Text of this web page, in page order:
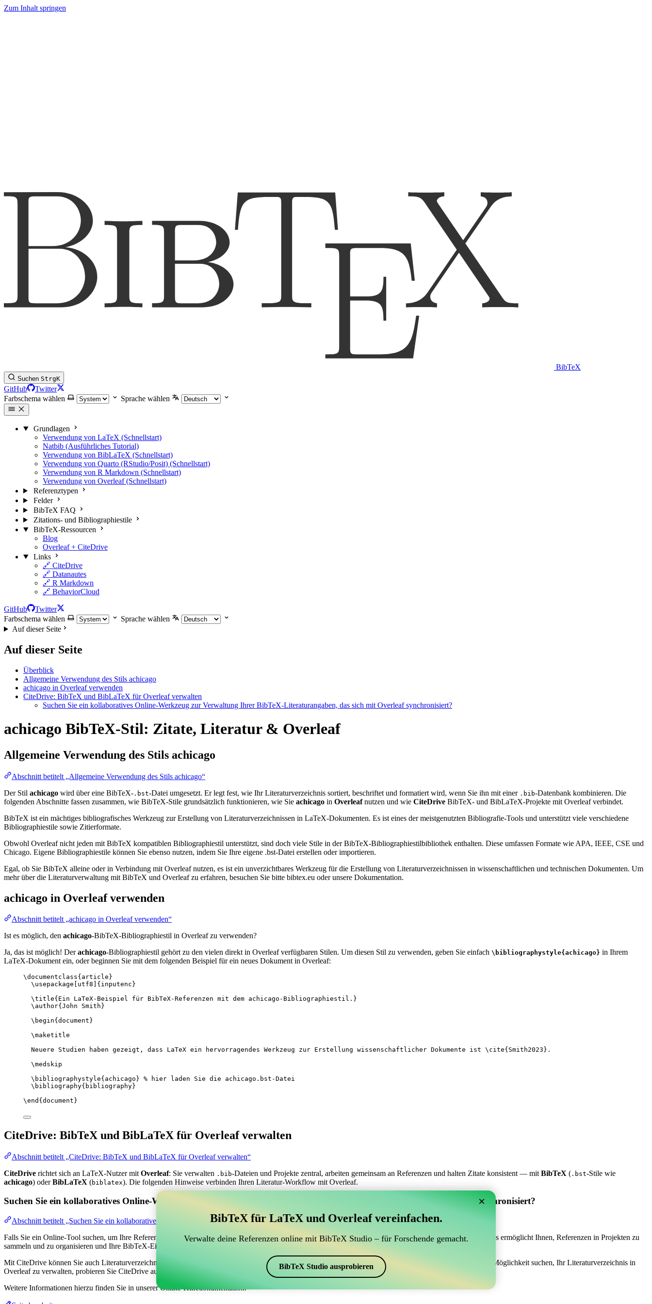
Zum Inhalt springen
BibTeX
Suchen StrgK
GitHub
Twitter
Farbschema wählen
Sprache wählen
Grundlagen
Verwendung von LaTeX (Schnellstart)
Natbib (Ausführliches Tutorial)
Verwendung von BibLaTeX (Schnellstart)
Verwendung von Quarto (RStudio/Posit) (Schnellstart)
Verwendung von R Markdown (Schnellstart)
Verwendung von Overleaf (Schnellstart)
Referenztypen
Felder
BibTeX FAQ
Zitations- und Bibliographiestile
BibTeX-Ressourcen
Blog
Overleaf + CiteDrive
Links
🔗 CiteDrive
🔗 Datanautes
🔗 R Markdown
🔗 BehaviorCloud
GitHub
Twitter
Farbschema wählen
Sprache wählen
Auf dieser Seite
Auf dieser Seite
Überblick
Allgemeine Verwendung des Stils achicago
achicago in Overleaf verwenden
CiteDrive: BibTeX und BibLaTeX für Overleaf verwalten
Suchen Sie ein kollaboratives Online-Werkzeug zur Verwaltung Ihrer BibTeX-Literaturangaben, das sich mit Overleaf synchronisiert?
achicago BibTeX-Stil: Zitate, Literatur & Overleaf
Allgemeine Verwendung des Stils achicago
Abschnitt betitelt „Allgemeine Verwendung des Stils achicago“
Der Stil achicago wird über eine BibTeX- .bst-Datei umgesetzt. Er legt fest, wie Ihr Literaturverzeichnis sortiert, beschriftet und formatiert wird, wenn Sie ihn mit einer .bib-Datenbank kombinieren. Die
folgenden Abschnitte fassen zusammen, wie BibTeX-Stile grundsätzlich funktionieren, wie Sie achicago in Overleafnutzen und wie CiteDrive BibTeX- und BibLaTeX-Projekte mit Overleaf verbindet.
BibTeX ist ein mächtiges bibliografisches Werkzeug zur Erstellung von Literaturverzeichnissen in LaTeX-Dokumenten. Es ist eines der meistgenutzten Bibliografie-Tools und unterstützt viele verschiedene
Bibliographiestile sowie Zitierformate.
Obwohl Overleaf nicht jeden mit BibTeX kompatiblen Bibliographiestil unterstützt, sind doch viele Stile in der BibTeX-Bibliographiestilbibliothek enthalten. Diese umfassen Formate wie APA, IEEE, CSE und
Chicago. Eigene Bibliographiestile können Sie ebenso nutzen, indem Sie Ihre eigene .bst-Datei erstellen oder importieren.
Egal, ob Sie BibTeX alleine oder in Verbindung mit Overleaf nutzen, es ist ein unverzichtbares Werkzeug für die Erstellung von Literaturverzeichnissen in wissenschaftlichen und technischen Dokumenten. Um
mehr über die Literaturverwaltung mit BibTeX und Overleaf zu erfahren, besuchen Sie bitte bibtex.eu oder unsere Dokumentation.
achicago in Overleaf verwenden
Abschnitt betitelt „achicago in Overleaf verwenden“
Ist es möglich, den achicago-BibTeX-Bibliographiestil in Overleaf zu verwenden?
Ja, das ist möglich! Derachicago-Bibliographiestil gehört zu den vielen direkt in Overleaf verfügbaren Stilen. Um diesen Stil zu verwenden, geben Sie einfach \bibliographystyle{achicago} in Ihrem
LaTeX-Dokument ein, oder beginnen Sie mit dem folgenden Beispiel für ein neues Dokument in Overleaf:
\documentclass{ article }
\usepackage
utf8 ]{ inputenc }
\title{Ein LaTeX-Beispiel für BibTeX-Referenzen mit dem achicago-Bibliographiestil.}
\author{John Smith}
\begin{ document }
\maketitle
Neuere Studien haben gezeigt, dass LaTeX ein hervorragendes Werkzeug zur Erstellung wissenschaftlicher Dokumente ist \cite{ Smith2023 }.
\medskip
\bibliographystyle{achicago} % hier laden Sie die achicago.bst-Datei
\bibliography{bibliography}
\end { document }
CiteDrive: BibTeX und BibLaTeX für Overleaf verwalten
Abschnitt betitelt „CiteDrive: BibTeX und BibLaTeX für Overleaf verwalten“
CiteDrive richtet sich an LaTeX-Nutzer mit Overleaf: Sie verwalten .bib-Dateien und Projekte zentral, arbeiten gemeinsam an Referenzen und halten Zitate konsistent — mit BibTeX ( .bst-Stile wie
achicago) oderBibLaTeX (biblatex). Die folgenden Hinweise verbinden Ihren Literatur-Workflow mit Overleaf.
Suchen Sie ein kollaboratives Online-Werkzeug zur Verwaltung Ihrer BibTeX-Literaturangaben, das sich mit Overleaf synchronisiert?
Abschnitt betitelt „Suchen Sie ein kollaboratives Online-Werkzeug zur Verwaltung Ihrer BibTeX-Literaturangaben, das sich mit Overleaf synchronisiert?“
Falls Sie ein Online-Tool suchen, um Ihre Referenzen, Zitate und das Literaturverzeichnis in Overleaf zu verwalten, könnte CiteDrive genau das Richtige sein! Es ermöglicht Ihnen, Referenzen in Projekten zu
sammeln und zu organisieren und Ihre BibTeX-Einträge in Ihrem Overleaf-Projekt aktuell zu halten.
Mit CiteDrive können Sie auch Literaturverzeichnisse und Zitate in verschiedenen Stilen, einschließlich achicago, erstellen. Wenn Sie also nach einer einfachen Möglichkeit suchen, Ihr Literaturverzeichnis in
Overleaf zu verwalten, probieren Sie CiteDrive aus!
Weitere Informationen hierzu finden Sie in unserer Online-Hilfedokumentation.
×
BibTeX für LaTeX und Overleaf vereinfachen.
Verwalte deine Referenzen online mit BibTeX Studio – für Forschende gemacht.
BibTeX Studio ausprobieren